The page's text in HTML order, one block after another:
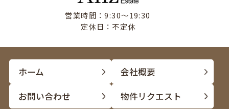
営業時間：9:30〜19:30
定休日：不定休
ホーム
会社概要
お問い合わせ
物件リクエスト